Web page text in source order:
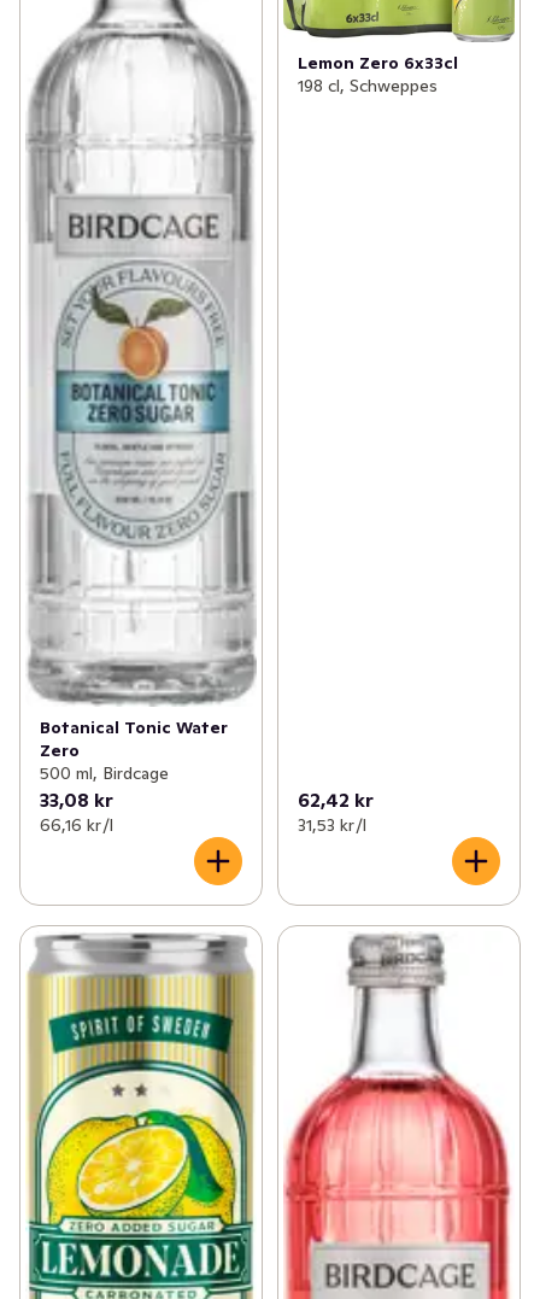
Botanical Tonic Water
Zero
500 ml, Birdcage
33,08 kr
66,16 kr /l
Lemon Zero 6x33cl
198 cl, Schweppes
62,42 kr
31,53 kr /l